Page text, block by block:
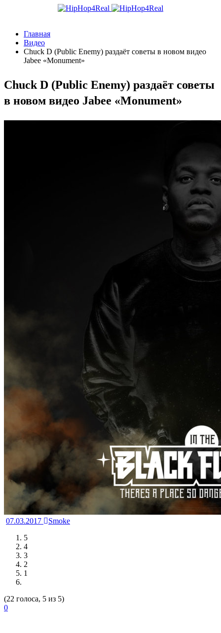
Главная
Видео
Chuck D (Public Enemy) раздаёт советы в новом видео
Jabee «Monument»
Chuck D (Public Enemy) раздаёт советы
в новом видео Jabee «Monument»
07.03.2017
Smoke
5
4
3
2
1
(22 голоса, 5 из 5)
0